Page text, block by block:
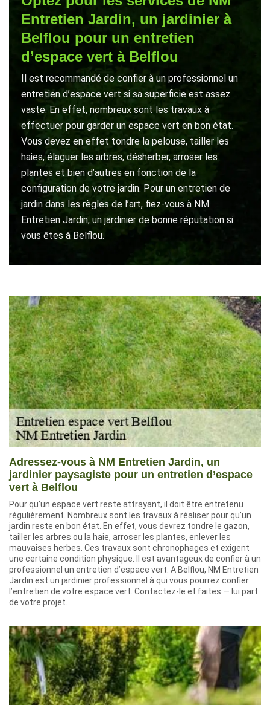
Entretien Jardin, un jardinier à
Belflou pour un entretien
d’espace vert à Belflou
Il est recommandé de confier à un professionnel un
entretien d’espace vert si sa superficie est assez
vaste. En effet, nombreux sont les travaux à
effectuer pour garder un espace vert en bon état.
Vous devez en effet tondre la pelouse, tailler les
haies, élaguer les arbres, désherber, arroser les
plantes et bien d’autres en fonction de la
configuration de votre jardin. Pour un entretien de
jardin dans les règles de l’art, fiez-vous à NM
Entretien Jardin, un jardinier de bonne réputation si
vous êtes à Belflou.
Adressez-vous à NM Entretien Jardin, un
jardinier paysagiste pour un entretien d’espace
vert à Belflou
Pour qu’un espace vert reste attrayant, il doit être entretenu
régulièrement. Nombreux sont les travaux à réaliser pour qu’un
jardin reste en bon état. En effet, vous devrez tondre le gazon,
tailler les arbres ou la haie, arroser les plantes, enlever les
mauvaises herbes. Ces travaux sont chronophages et exigent
une certaine condition physique. Il est avantageux de confier à un
professionnel un entretien d’espace vert. A Belflou, NM Entretien
Jardin est un jardinier professionnel à qui vous pourrez confier
l’entretien de votre espace vert. Contactez-le et faites — lui part
de votre projet.